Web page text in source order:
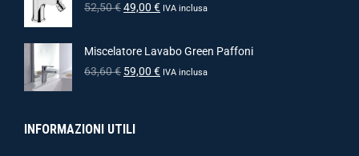
52,50€49,00 € IVA inclusa
Miscelatore Lavabo Green Paffoni
63,60€ 59,00 € IVA inclusa
INFORMAZIONI UTILI